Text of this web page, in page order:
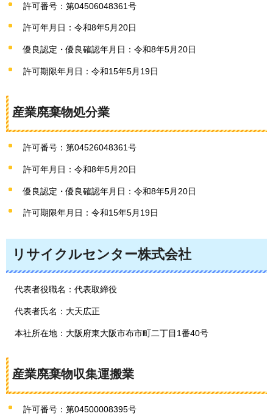
許可番号：第04506048361号
許可年月日：令和8年5月20日
優良認定・優良確認年月日：令和8年5月20日
許可期限年月日：令和15年5月19日
産業廃棄物処分業
許可番号：第04526048361号
許可年月日：令和8年5月20日
優良認定・優良確認年月日：令和8年5月20日
許可期限年月日：令和15年5月19日
リサイクルセンター株式会社
代表者役職名：代表取締役
代表者氏名：大天広正
本社所在地：大阪府東大阪市布市町二丁目1番40号
産業廃棄物収集運搬業
許可番号：第04500008395号